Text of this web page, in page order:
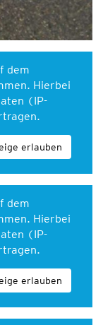
dem
Hierbei
(IP-
erlauben
dem
Hierbei
(IP-
erlauben